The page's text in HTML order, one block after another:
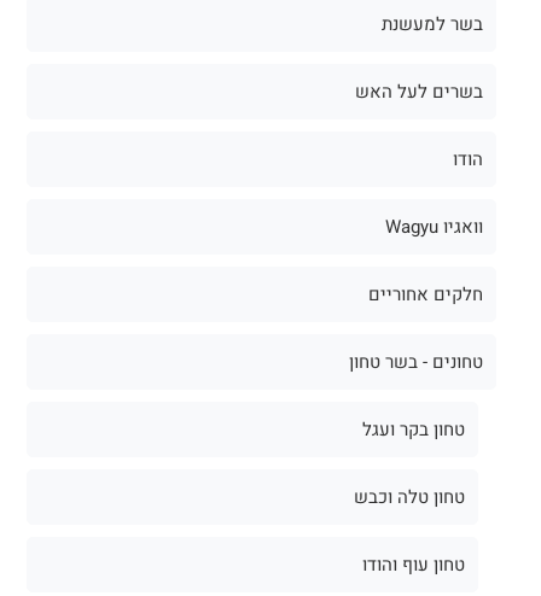
בשר למעשנת
בשרים לעל האש
הודו
וואגיו Wagyu
חלקים אחוריים
טחונים - בשר טחון
טחון בקר ועגל
טחון טלה וכבש
טחון עוף והודו